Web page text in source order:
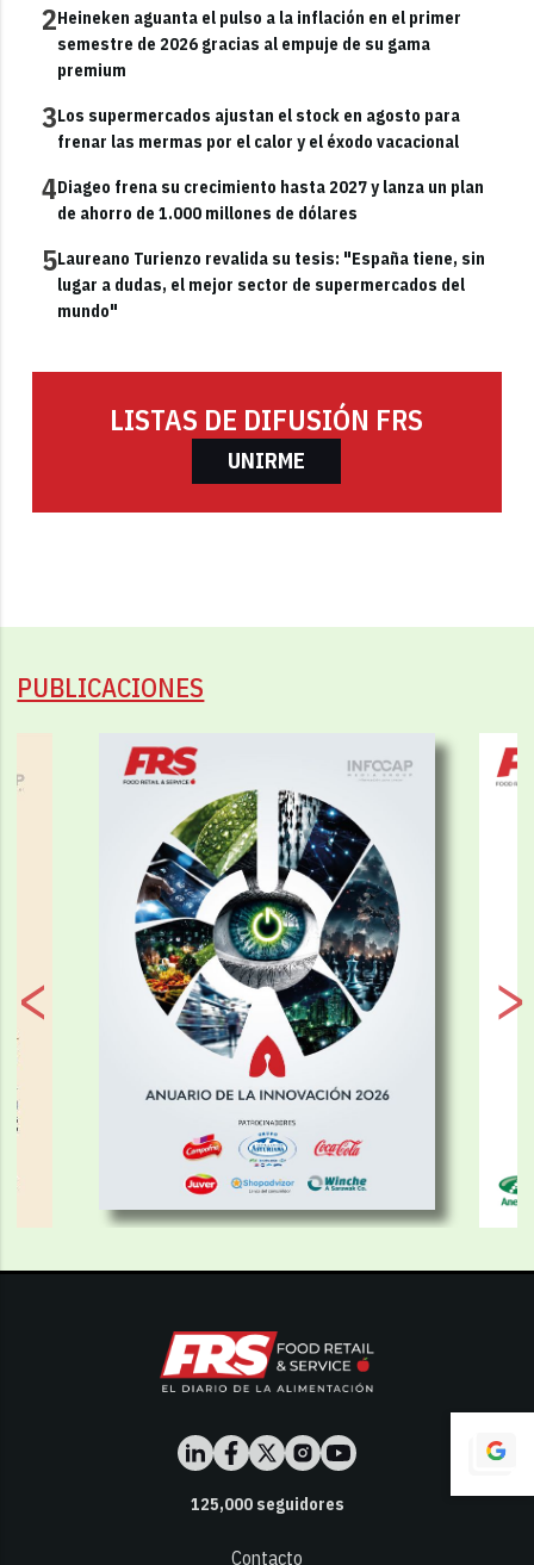
2Heineken aguanta el pulso a la inflación en el primer
semestre de 2026 gracias al empuje de su gama
premium
3Los supermercados ajustan el stock en agosto para
frenar las mermas por el calor y el éxodo vacacional
4Diageo frena su crecimiento hasta 2027 y lanza un plan
de ahorro de 1.000 millones de dólares
5Laureano Turienzo revalida su tesis: "España tiene, sin
lugar a dudas, el mejor sector de supermercados del
mundo"
LISTAS DE DIFUSIÓN FRS
UNIRME
PUBLICACIONES
125,000seguidores
Contacto